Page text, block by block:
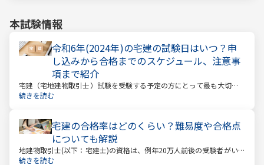
本試験情報
令和6年(2024年)の宅建の試験日はいつ？申
し込みから合格までのスケジュール、注意事
項まで紹介
宅建（宅地建物取引士）試験を受験する予定の方にとって最も大切な
情報は「試験日」です。いつから勉強を始めるか、もう始めているな
続きを読む
宅建の合格率はどのくらい？難易度や合格点
についても解説
地建物取引士(以下：宅建士)の資格は、例年20万人前後の受験者がいる
人気資格。 その試験の合格率は15～18%程度であり、過去10年の平均
続きを読む